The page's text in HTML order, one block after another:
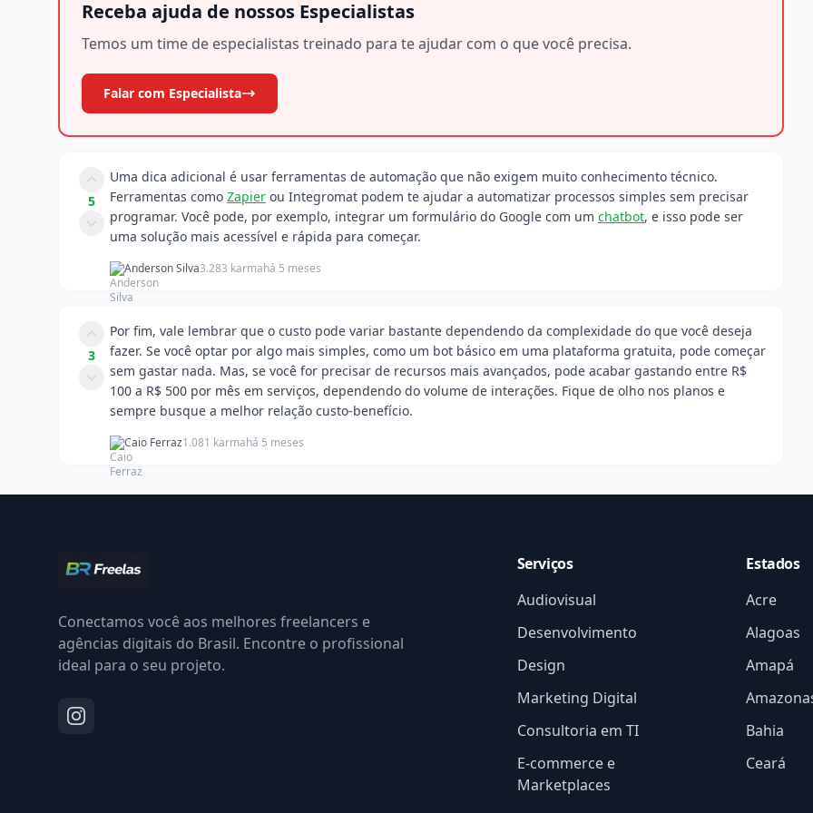
Receba ajuda de nossos Especialistas
Temos um time de especialistas treinado para te ajudar com o que você precisa.
Falar com Especialista
5
Uma dica adicional é usar ferramentas de automação que não exigem muito conhecimento técnico.
Ferramentas como Zapier ou Integromat podem te ajudar a automatizar processos simples sem precisar
programar. Você pode, por exemplo, integrar um formulário do Google com um chatbot, e isso pode ser
uma solução mais acessível e rápida para começar.
Anderson Silva3.283 karmahá 5 meses
3
Por fim, vale lembrar que o custo pode variar bastante dependendo da complexidade do que você deseja
fazer. Se você optar por algo mais simples, como um bot básico em uma plataforma gratuita, pode começar
sem gastar nada. Mas, se você for precisar de recursos mais avançados, pode acabar gastando entre R$
100 a R$ 500 por mês em serviços, dependendo do volume de interações. Fique de olho nos planos e
sempre busque a melhor relação custo-benefício.
Caio Ferraz1.081 karmahá 5 meses
Conectamos você aos melhores freelancers e
agências digitais do Brasil. Encontre o profissional
ideal para o seu projeto.
Serviços
Audiovisual
Desenvolvimento
Design
Marketing Digital
Consultoria em TI
E-commerce e
Marketplaces
Estados
Acre
Alagoas
Amapá
Bahia
Ceará